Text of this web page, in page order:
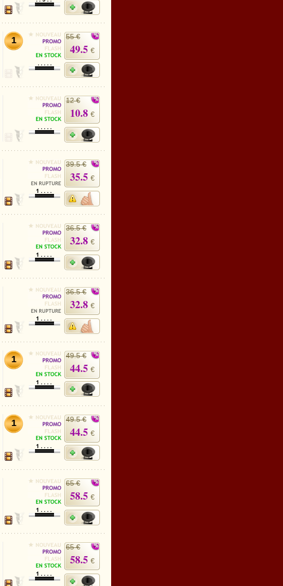
1 55 €
49.5 €
12 €
10.8 €
39.5 €
35.5 €
36.5 €
32.8 €
36.5 €
32.8 €
1 49.5 €
44.5 €
1 49.5 €
44.5 €
65 €
58.5 €
65 €
58.5 €